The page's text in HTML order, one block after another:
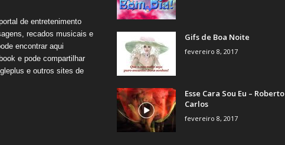
de entretenimento
recados musicais e
encontrar aqui
e pode compartilhar
e outros sites de
Gifs de Boa Noite
fevereiro 8, 2017
Esse Cara Sou Eu – Roberto
Carlos
fevereiro 8, 2017